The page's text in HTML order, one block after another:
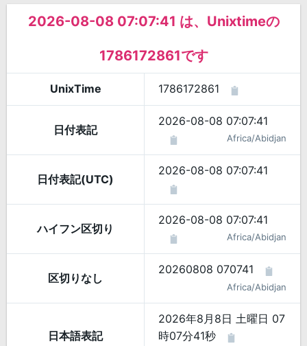
2026-08-08 07:07:41 は、Unixtimeの
1786172861です
UnixTime 1786172861
日付表記
2026-08-08 07:07:41
Africa/Abidjan
日付表記(UTC)
2026-08-08 07:07:41
ハイフン区切り
2026-08-08 07:07:41
Africa/Abidjan
区切りなし
20260808 070741
Africa/Abidjan
日本語表記
2026年8月8日 土曜日 07
時07分41秒